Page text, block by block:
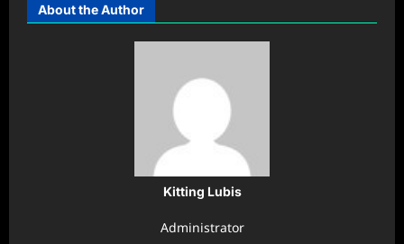
About the Author
Kitting Lubis
Administrator